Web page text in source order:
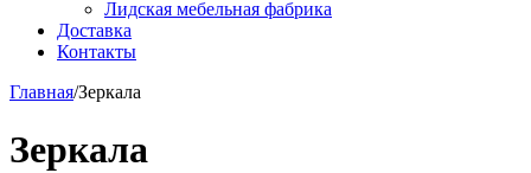
Лидская мебельная фабрика
Доставка
Контакты
Главная/Зеркала
Зеркала